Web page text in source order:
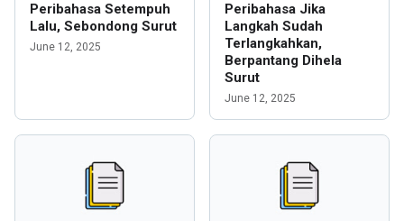
Peribahasa Setempuh
Lalu, Sebondong Surut
June 12, 2025
Peribahasa Jika
Langkah Sudah
Terlangkahkan,
Berpantang Dihela
Surut
June 12, 2025